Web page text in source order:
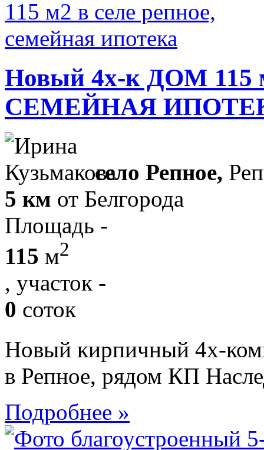
Новый 4х-к ДОМ 115
СЕМЕЙНАЯ
село Репное,
5 км от Белгорода
Площадь -
115 м2
, участок -
0 соток
Новый кирпичный 4х-
в Репное, рядом КП
Подробнее »